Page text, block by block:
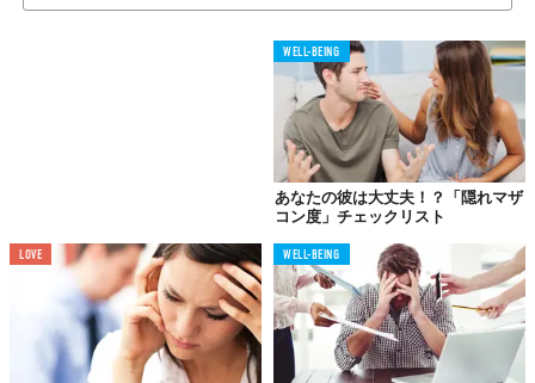
読者の皆さんは、そんな後悔をしないように、慎重に結婚相手を
社会で認められない鬱憤を
妻や子どもにぶつける
「隠れモラハラ系」
WELL-BEING
あなたの彼は大丈夫！？「隠れマザ
コン度」チェックリスト
LOVE WELL-BEING